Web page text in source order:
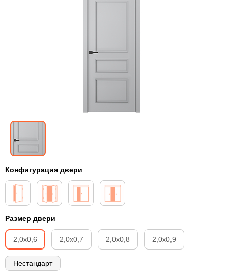
Конфигурация двери
Размер двери
2,0х0,6 2,0х0,7 2,0х0,8 2,0х0,9
Нестандарт